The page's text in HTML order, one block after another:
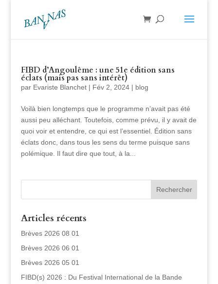
FIBD d’Angoulême : une 51e édition sans
éclats (mais pas sans intérêt)
par Evariste Blanchet| Fév 2, 2024| blog
Voilà bien longtemps que le programme n’avait pas été
aussi peu alléchant. Toutefois, comme prévu, il y avait de
quoi voir et entendre, ce qui est l’essentiel. Édition sans
éclats donc, dans tous les sens du terme puisque sans
polémique. Il faut dire que tout, à la...
Articles récents
Brèves 2026 08 01
Brèves 2026 06 01
Brèves 2026 05 01
FIBD(s) 2026 : Du Festival International de la Bande